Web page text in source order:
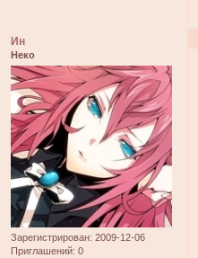
Ин
Неко
Зарегистрирован: 2009-12-06
Приглашений: 0